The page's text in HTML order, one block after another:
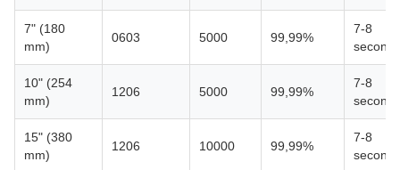
7" (180
mm)
0603 5000 99,99%
7-8
secondi
10" (254
mm)
1206 5000 99,99%
7-8
secondi
15" (380
mm)
1206 10000 99,99%
7-8
secondi